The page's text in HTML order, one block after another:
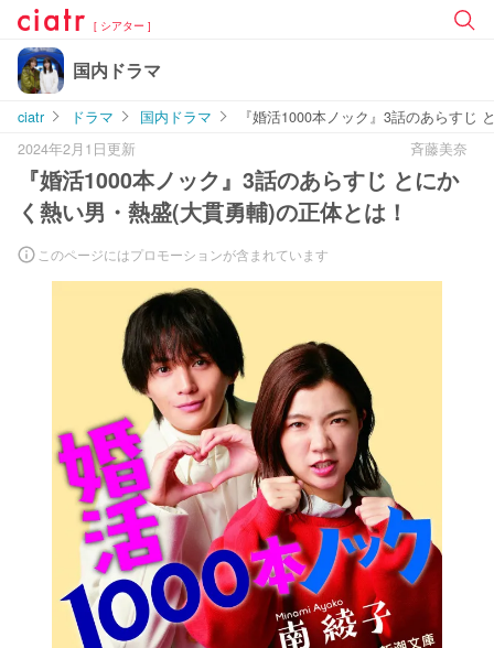
[ シアター ]
国内ドラマ
ciatr ドラマ 国内ドラマ
『婚活1000本ノック』3話のあらすじ
2024年2月1日更新
斉藤美奈
『婚活1000本ノック』3話のあらすじ とにか
く熱い男・熱盛(大貫勇輔)の正体とは！
このページにはプロモーションが含まれています